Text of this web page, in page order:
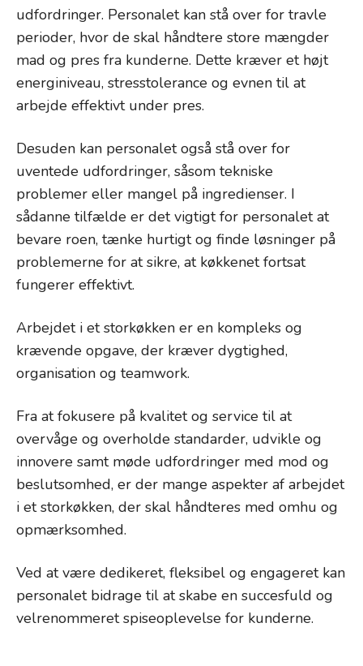
udfordringer. Personalet kan stå over for travle
perioder, hvor de skal håndtere store mængder
mad og pres fra kunderne. Dette kræver et højt
energiniveau, stresstolerance og evnen til at
arbejde effektivt under pres.
Desuden kan personalet også stå over for
uventede udfordringer, såsom tekniske
problemer eller mangel på ingredienser. I
sådanne tilfælde er det vigtigt for personalet at
bevare roen, tænke hurtigt og finde løsninger på
problemerne for at sikre, at køkkenet fortsat
fungerer effektivt.
Arbejdet i et storkøkken er en kompleks og
krævende opgave, der kræver dygtighed,
organisation og teamwork.
Fra at fokusere på kvalitet og service til at
overvåge og overholde standarder, udvikle og
innovere samt møde udfordringer med mod og
beslutsomhed, er der mange aspekter af arbejdet
i et storkøkken, der skal håndteres med omhu og
opmærksomhed.
Ved at være dedikeret, fleksibel og engageret kan
personalet bidrage til at skabe en succesfuld og
velrenommeret spiseoplevelse for kunderne.